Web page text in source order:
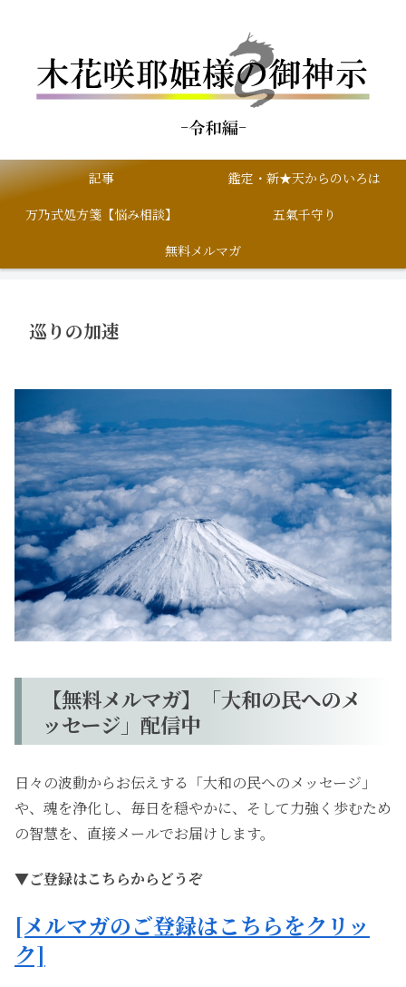
記事
鑑定・新★天からのいろは
万乃式処方箋【悩み相談】
五氣千守り
無料メルマガ
巡りの加速
【無料メルマガ】「大和の民へのメ
ッセージ」配信中
日々の波動からお伝えする「大和の民へのメッセージ」
や、魂を浄化し、毎日を穏やかに、そして力強く歩むため
の智慧を、直接メールでお届けします。
▼ご登録はこちらからどうぞ
[メルマガのご登録はこちらをクリッ
ク]